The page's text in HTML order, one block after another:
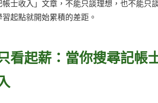
士收入」文章，不能只談理想，也不能只
起點就開始累積的差距。
看起薪：當你搜尋記帳